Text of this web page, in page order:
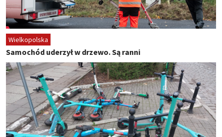
Wielkopolska
Samochód uderzył w drzewo. Są ranni